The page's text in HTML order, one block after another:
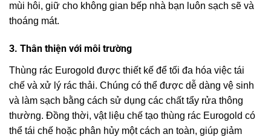
mùi hôi, giữ cho không gian bếp nhà bạn luôn sạch sẽ và
thoáng mát.
3. Thân thiện với môi trường
Thùng rác Eurogold được thiết kế để tối đa hóa việc tái
chế và xử lý rác thải. Chúng có thể được dễ dàng vệ sinh
và làm sạch bằng cách sử dụng các chất tẩy rửa thông
thường. Đồng thời, vật liệu chế tạo thùng rác Eurogold có
thể tái chế hoặc phân hủy một cách an toàn, giúp giảm